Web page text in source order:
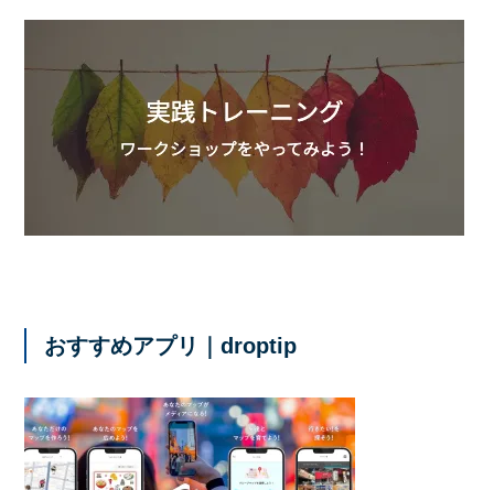
おすすめアプリ｜droptip